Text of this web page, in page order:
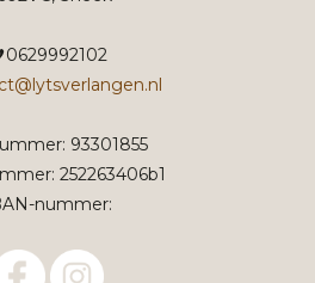
0629992102
93301855
252263406b1
nummer: